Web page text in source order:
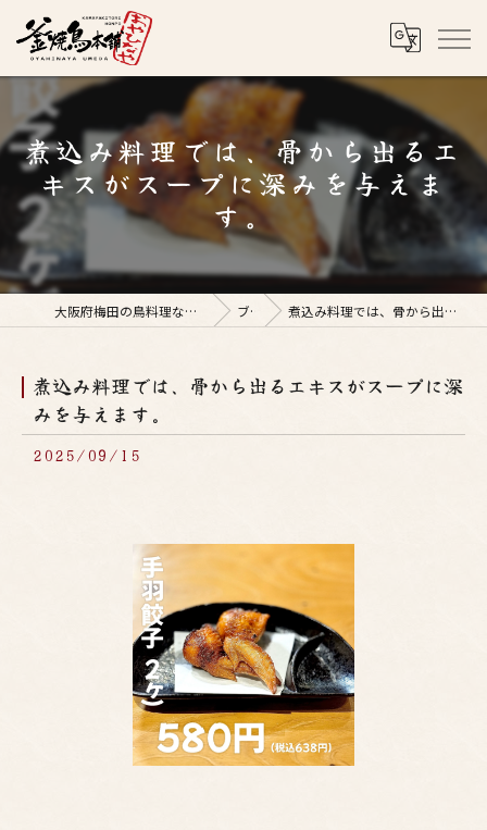
煮込み料理では、骨から出るエ
キスがスープに深みを与えま
す。
大阪府梅田の鳥料理なら釜焼鳥本舗おやひなや 梅田店 ブログ 煮込み料理では、骨から出るエキスがスープに深みを与えます。
煮込み料理では、骨から出るエキスがスープに深
みを与えます。
2025/09/15